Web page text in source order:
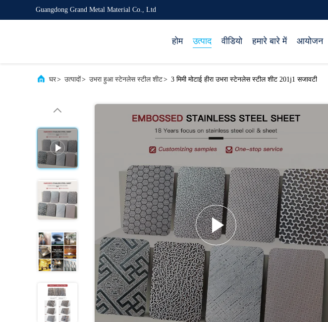
Guangdong Grand Metal Material Co., Ltd
होम उत्पाद वीडियो हमारे बारे में आयोजन
घर> उत्पादों> उभरा हुआ स्टेनलेस स्टील शीट> 3 मिमी मोटाई हीरा उभरा स्टेनलेस स्टील शीट 201j1 सजावटी